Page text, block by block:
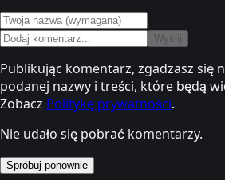
Wyślij
Publikując komentarz, zgadzasz się
podanej nazwy i treści, które będą
Zobacz Politykę prywatności.
Nie udało się pobrać komentarzy.
Spróbuj ponownie